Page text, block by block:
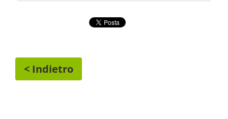
< Indietro